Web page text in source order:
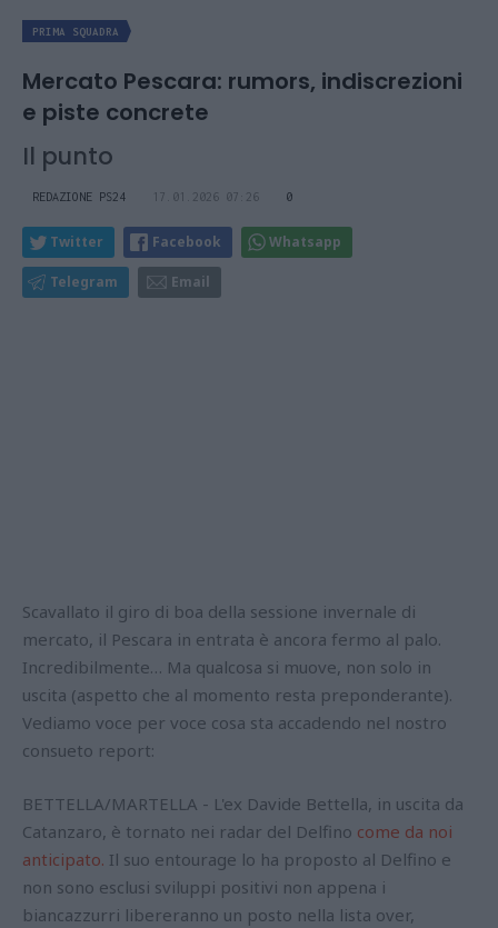
PRIMA SQUADRA
Mercato Pescara: rumors, indiscrezioni
e piste concrete
Il punto
REDAZIONE PS24 17.01.2026 07:26 0
Twitter Facebook Whatsapp
Telegram Email
Scavallato il giro di boa della sessione invernale di
mercato, il Pescara in entrata è ancora fermo al palo.
Incredibilmente… Ma qualcosa si muove, non solo in
uscita (aspetto che al momento resta preponderante).
Vediamo voce per voce cosa sta accadendo nel nostro
consueto report:
BETTELLA/MARTELLA - L'ex Davide Bettella, in uscita da
Catanzaro, è tornato nei radar del Delfino come da noi
anticipato. Il suo entourage lo ha proposto al Delfino e
non sono esclusi sviluppi positivi non appena i
biancazzurri libereranno un posto nella lista over,